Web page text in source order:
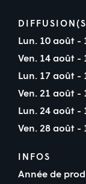
Lun. 10 août -
Ven. 14 août -
Lun. 17 août -
Ven. 21 août -
Lun. 24 août -
Ven. 28 août -
INFOS
Année de